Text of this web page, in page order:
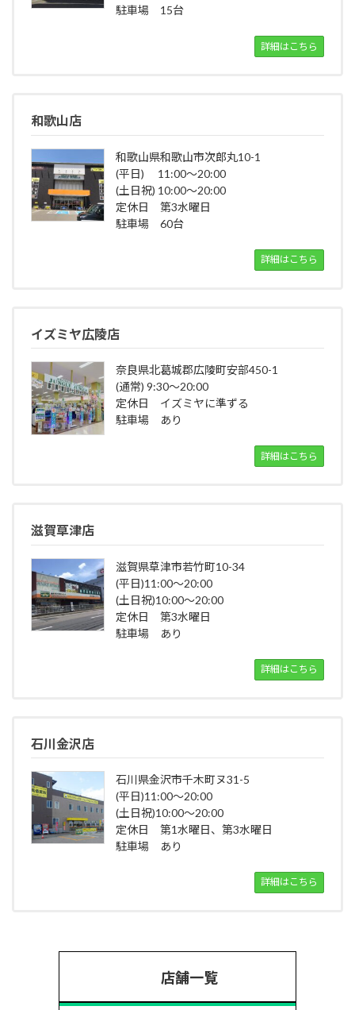
駐車場 15台
詳細はこちら
和歌山店
和歌山県和歌山市次郎丸10-1
(平日) 11:00～20:00
(土日祝) 10:00～20:00
定休日 第3水曜日
駐車場 60台
詳細はこちら
イズミヤ広陵店
奈良県北葛城郡広陵町安部450-1
(通常) 9:30～20:00
定休日 イズミヤに準ずる
駐車場 あり
詳細はこちら
滋賀草津店
滋賀県草津市若竹町10-34
(平日)11:00～20:00
(土日祝)10:00～20:00
定休日 第3水曜日
駐車場 あり
詳細はこちら
石川金沢店
石川県金沢市千木町ヌ31-5
(平日)11:00～20:00
(土日祝)10:00～20:00
定休日 第1水曜日、第3水曜日
駐車場 あり
詳細はこちら
店舗一覧